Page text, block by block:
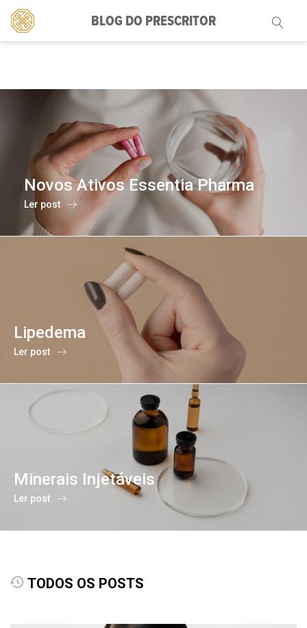
BLOG DO PRESCRITOR
Pesquisar
por:
Novos Ativos Essentia Pharma
Ler post
Lipedema
Ler post
Minerais Injetáveis
Ler post
TODOS OS POSTS